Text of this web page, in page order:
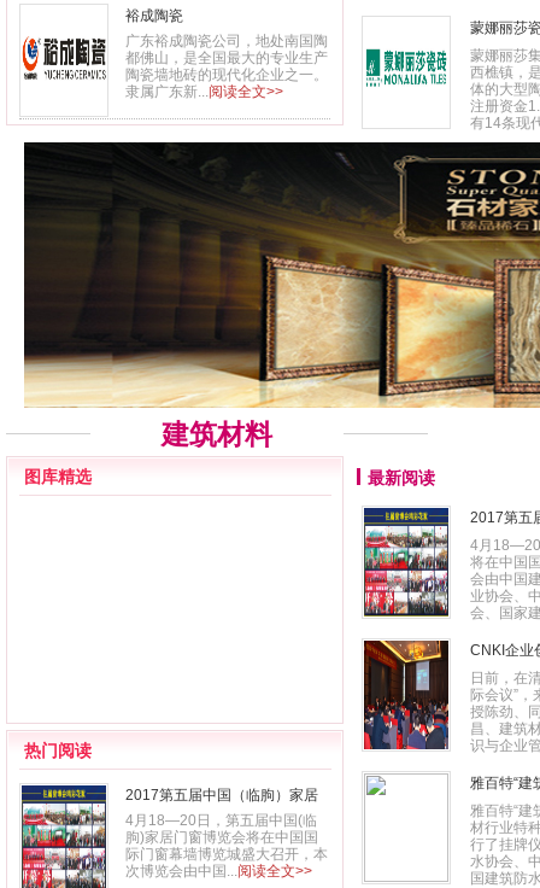
裕成陶瓷
广东裕成陶瓷公司，地处南国陶
都佛山，是全国最大的专业生产
陶瓷墙地砖的现代化企业之一。
隶属广东新...阅读全文>>
蒙娜丽莎
蒙娜丽莎
西樵镇，
体的大型
注册资金
有14条现
建筑材料
图库精选
热门阅读
2017第五届中国（临朐）家居
门窗博览会18日盛大开幕
4月18—20日，第五届中国(临
朐)家居门窗博览会将在中国国
际门窗幕墙博览城盛大召开，本
次博览会由中国...阅读全文>>
最新阅读
2017第五
开幕
4月18—20
将在中国
会由中国
业协会、
会、国家
CNKI企业
议安徽站
日前，在
际会议”
授陈劲、
昌、建筑
识与企业
雅百特“建
材行业特
雅百特“建
材行业特
行了挂牌
水协会、
国建筑防